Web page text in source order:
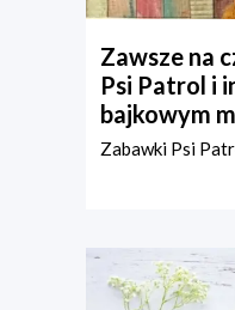
Zawsze na
Psi Patrol i
bajkowym
Zabawki Psi